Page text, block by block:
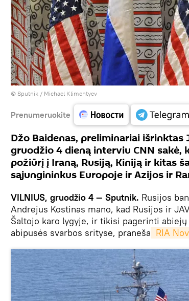
© Sputnik / Michael Klimentyev
Prenumeruokite
Džo Baidenas, preliminariai išrinktas
gruodžio 4 dieną interviu CNN sakė,
požiūrį į Iraną, Rusiją, Kiniją ir kitas
sąjungininkus Europoje ir Azijos ir
VILNIUS, gruodžio 4 — Sputnik. Rusijos
Andrejus Kostinas mano, kad Rusijos ir
Šaltojo karo lygyje, ir tikisi pagerinti
abipusės svarbos srityse, praneša RIA